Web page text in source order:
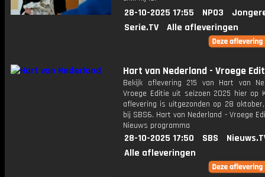
28-10-2025 17:55 NPO3
Serie.TV
Alle afleveringen
Hart van Nederland - Vroege
Bekijk aflevering 215 van Hart van
Vroege Editie uit seizoen 2025 hier op
aflevering is uitgezonden op 28 oktober,
bij SBS6. Hart van Nederland - Vroege
Nieuws programma
28-10-2025 17:50 SBS
Alle afleveringen